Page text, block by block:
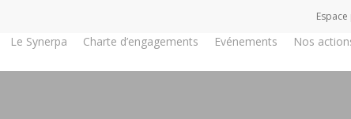
Le Synerpa Charte d’engagements Evénements Nos